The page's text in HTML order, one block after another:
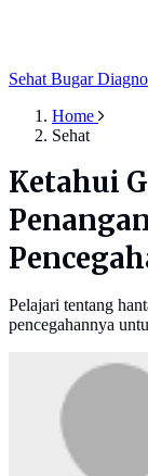
Sehat Bugar
Home
Sehat
Ketahui
Pelajari tentang
pencegahannya